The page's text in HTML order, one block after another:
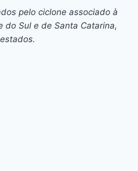
pelo ciclone associado à
do Sul e de Santa Catarina,